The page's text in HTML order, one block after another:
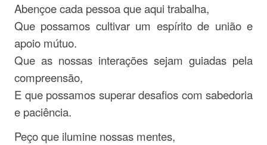
Abençoe cada pessoa que aqui trabalha,
Que possamos cultivar um espírito de união e
apoio mútuo.
Que as nossas interações sejam guiadas pela
compreensão,
E que possamos superar desafios com sabedoria
e paciência.
Peço que ilumine nossas mentes,